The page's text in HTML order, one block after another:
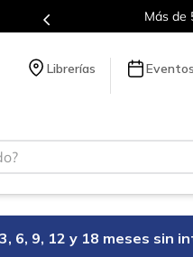
Más de
Librerías Eventos
3, 6, 9, 12 y 18 meses sin